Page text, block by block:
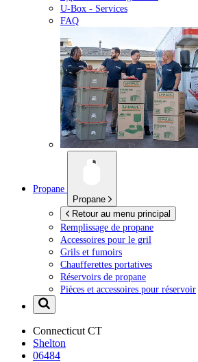
U-Box - Services
FAQ
Propane
Propane
Retour au menu principal
Remplissage de propane
Accessoires pour le gril
Grils et fumoirs
Chaufferettes portatives
Réservoirs de propane
Pièces et accessoires pour réservoir
Connecticut CT
Shelton
06484